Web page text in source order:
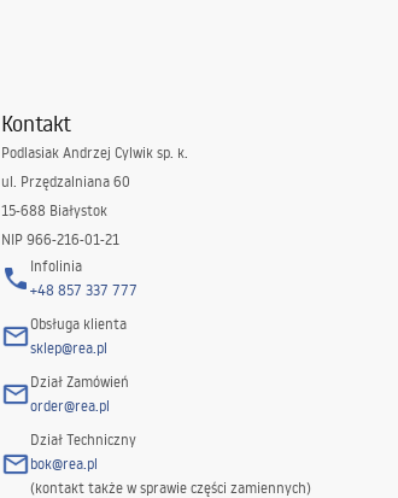
Kontakt
Podlasiak Andrzej Cylwik sp. k.
ul. Przędzalniana 60
15-688 Białystok
NIP 966-216-01-21
Infolinia
+48 857 337 777
Obsługa klienta
sklep@rea.pl
Dział Zamówień
order@rea.pl
Dział Techniczny
bok@rea.pl
(kontakt także w sprawie części zamiennych)